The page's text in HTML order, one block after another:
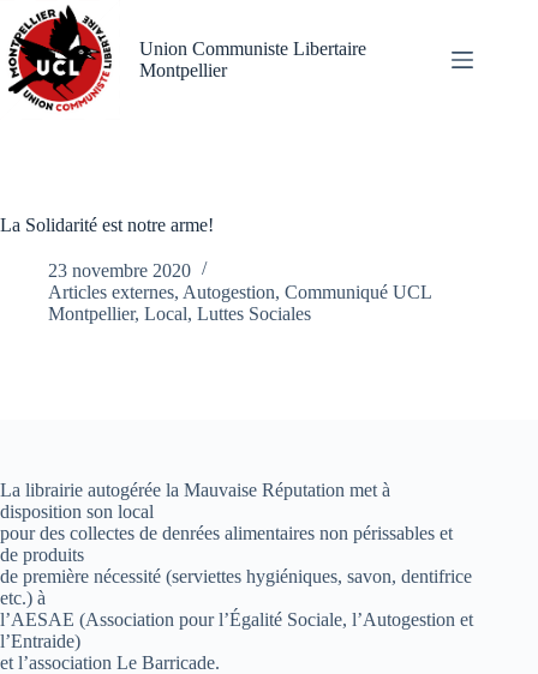
Passer
au
contenu
Union Communiste Libertaire
Montpellier
La Solidarité est notre arme!
23 novembre 2020
Articles externes, Autogestion, Communiqué UCL
Montpellier, Local, Luttes Sociales
La librairie autogérée la Mauvaise Réputation met à
disposition son local
pour des collectes de denrées alimentaires non périssables et
de produits
de première nécessité (serviettes hygiéniques, savon, dentifrice
etc.) à
l’AESAE (Association pour l’Égalité Sociale, l’Autogestion et
l’Entraide)
et l’association Le Barricade.